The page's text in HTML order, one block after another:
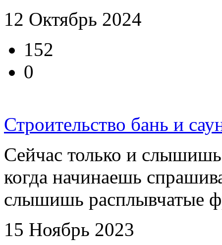
12 Октябрь 2024
152
0
Строительство бань и
Сейчас только и
когда начинаешь
слышишь расплывчатые
15 Ноябрь 2023